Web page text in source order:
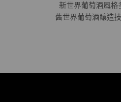
新世界葡萄酒風格
舊世界葡萄酒釀造